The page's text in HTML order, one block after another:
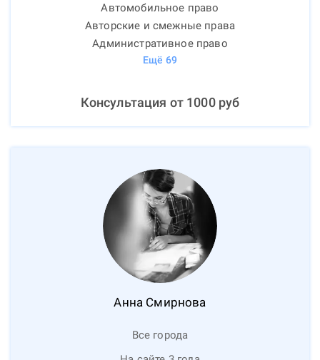
Автомобильное право
Авторские и смежные права
Административное право
Ещё 69
Консультация от 1000руб
Анна Смирнова
Все города